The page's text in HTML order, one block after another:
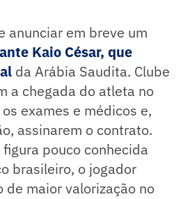
anunciar em breve um
Kaio César, que
da Arábia Saudita. Clube
a chegada do atleta no
exames e médicos e,
assinarem o contrato.
pouco conhecida
brasileiro, o jogador
de maior valorização no